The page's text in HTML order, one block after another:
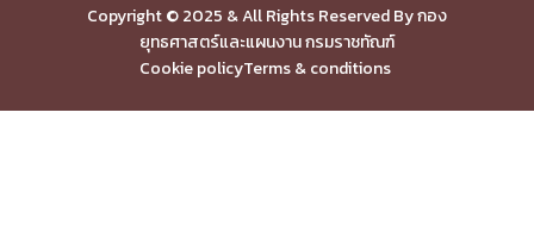
Copyright © 2025 & All Rights Reserved By กอง
ยุทธศาสตร์และแผนงาน กรมราชทัณฑ์
Cookie policyTerms & conditions